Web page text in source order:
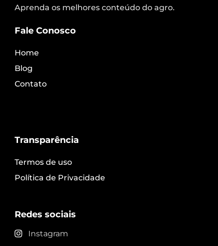
Aprenda os melhores conteúdo do agro.
Fale Conosco
Home
Blog
Contato
Transparência
Termos de uso
Política de Privacidade
Redes sociais
Instagram